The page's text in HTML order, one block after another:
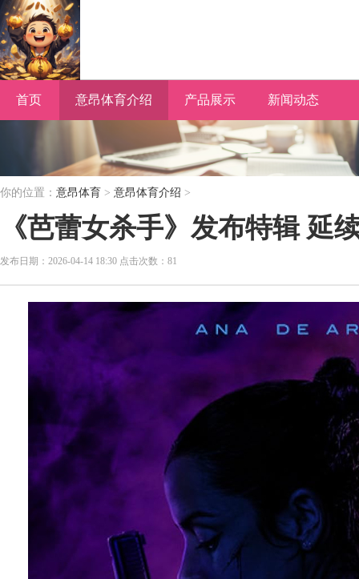
首页 意昂体育介绍 产品展示 新闻动态
你的位置： 意昂体育 > 意昂体育介绍 >
《芭蕾女杀手》发布特辑 延
发布日期：2026-04-14 18:30 点击次数：81